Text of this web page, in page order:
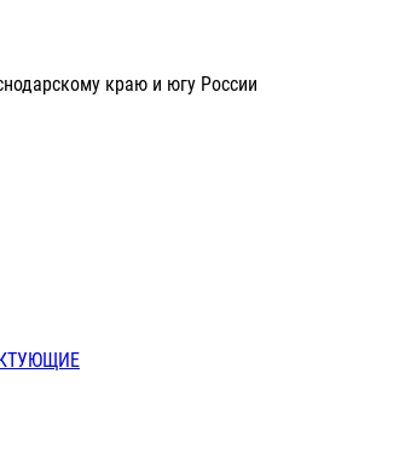
краю и югу России